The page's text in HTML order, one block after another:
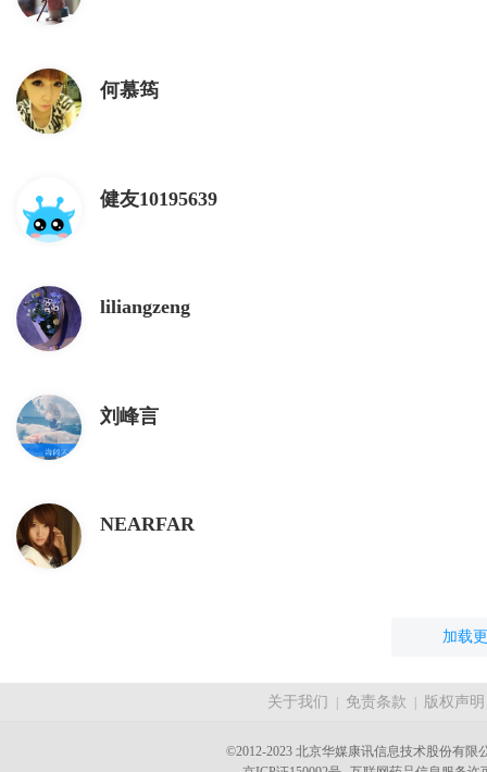
何慕筠
健友10195639
liliangzeng
刘峰言
NEARFAR
加载
关于我们 免责条款 版权声明
©2012-2023 北京华媒康讯信息技术股份有限